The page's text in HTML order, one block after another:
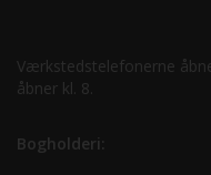
Værkstedstelefonerne
åbner kl. 8.
Bogholderi: